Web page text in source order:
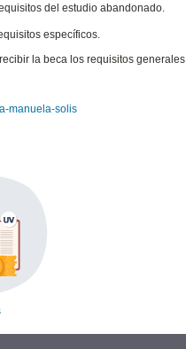
del estudio abandonado.
específicos.
la beca los requisitos generales,
manuela-solis